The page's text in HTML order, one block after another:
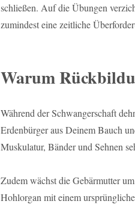
schließen. Auf die Übungen
zumindest eine zeitliche
Warum
Während der Schwangerschaft
Erdenbürger aus Deinem Bauch
Muskulatur, Bänder und Sehnen
Zudem wächst die Gebärmutter
Hohlorgan mit einem